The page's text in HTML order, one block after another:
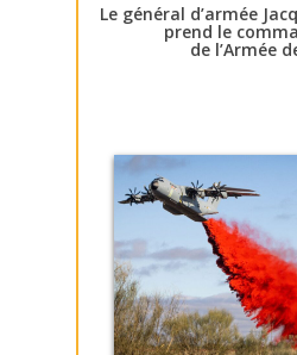
Le général d’armée
prend le
de l’Armée